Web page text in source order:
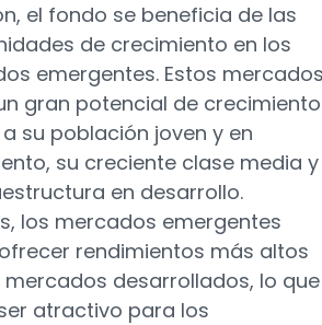
el fondo se beneficia de las
de crecimiento en los
emergentes. Estos
gran potencial de crecimiento
su población joven y en
su creciente clase media y
en desarrollo.
los mercados emergentes
rendimientos más altos
mercados desarrollados, lo que
atractivo para los